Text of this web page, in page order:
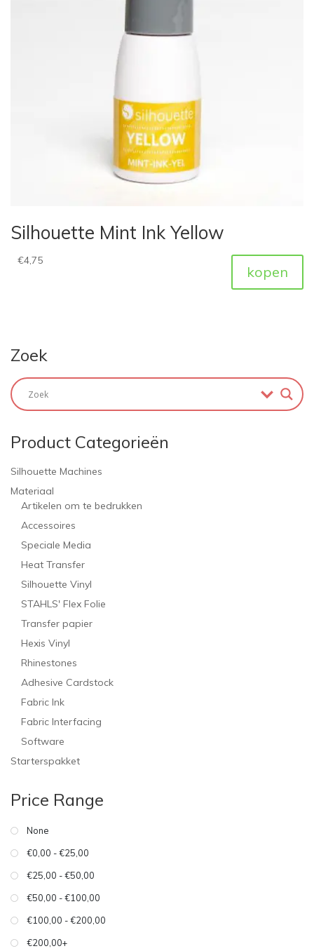
Silhouette Mint Ink Yellow
€4,75
kopen
Zoek
Product Categorieën
Silhouette Machines
Materiaal
Artikelen om te bedrukken
Accessoires
Speciale Media
Heat Transfer
Silhouette Vinyl
STAHLS' Flex Folie
Transfer papier
Hexis Vinyl
Rhinestones
Adhesive Cardstock
Fabric Ink
Fabric Interfacing
Software
Starterspakket
Price Range
None
€0,00 - €25,00
€25,00 - €50,00
€50,00 - €100,00
€100,00 - €200,00
€200,00+